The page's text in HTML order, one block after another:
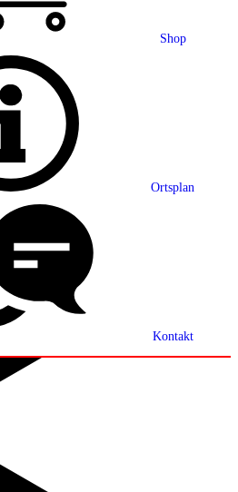
Shop
Ortsplan
Kontakt